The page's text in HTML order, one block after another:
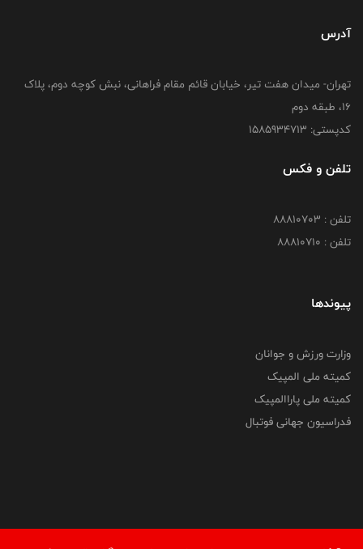
آدرس
تهران- میدان هفت تیر، خیابان قائم مقام فراهانی، نبش کوچه دوم، پلاک
16، طبقه دوم
کدپستی: 1585934713
تلفن و فکس
تلفن : 88810703
تلفن : 88810710
پیوندها
وزارت ورزش و جوانان
کمیته ملی المپیک
کمیته ملی پاراالمپیک
فدراسیون جهانی فوتبال